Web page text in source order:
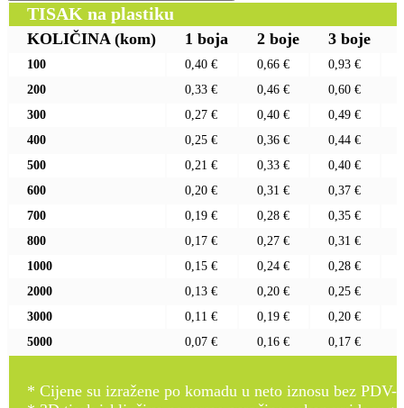
TISAK na plastiku
KOLIČINA (kom) 1 boja 2 boje 3 boje
100 0,40 € 0,66 € 0,93 €
200
0,33 € 0,46 € 0,60 €
300
0,27 € 0,40 € 0,49 €
400
0,25 € 0,36 € 0,44 €
500
0,21 € 0,33 € 0,40 €
600
0,20 € 0,31 € 0,37 €
700
0,19 € 0,28 € 0,35 €
800
0,17 € 0,27 € 0,31 €
1000
0,15 € 0,24 € 0,28 €
2000
0,13 € 0,20 € 0,25 €
3000
0,11 € 0,19 € 0,20 €
5000
0,07 € 0,16 € 0,17 €
* Cijene su izražene po komadu u neto iznosu bez PDV-